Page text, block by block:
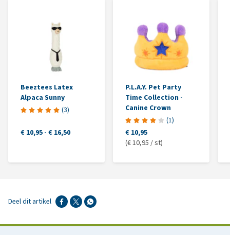
Beeztees Latex
Alpaca Sunny
(3)
€ 10,95 - € 16,50
P.L.A.Y. Pet Party
Time Collection -
Canine Crown
(1)
€ 10,95
(€ 10,95 / st)
Deel dit artikel